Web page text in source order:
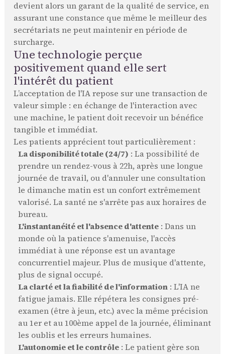
devient alors un garant de la qualité de service, en
assurant une constance que même le meilleur des
secrétariats ne peut maintenir en période de
surcharge.
Une technologie perçue
positivement quand elle sert
l'intérêt du patient
L’acceptation de l'IA repose sur une transaction de
valeur simple : en échange de l'interaction avec
une machine, le patient doit recevoir un bénéfice
tangible et immédiat.
Les patients apprécient tout particulièrement :
La disponibilité totale (24/7) : La possibilité de
prendre un rendez-vous à 22h, après une longue
journée de travail, ou d'annuler une consultation
le dimanche matin est un confort extrêmement
valorisé. La santé ne s'arrête pas aux horaires de
bureau.
L'instantanéité et l'absence d'attente: Dans un
monde où la patience s'amenuise, l'accès
immédiat à une réponse est un avantage
concurrentiel majeur. Plus de musique d'attente,
plus de signal occupé.
La clarté et la fiabilité de l'information: L'IA ne
fatigue jamais. Elle répétera les consignes pré-
examen (être à jeun, etc.) avec la même précision
au 1er et au 100ème appel de la journée, éliminant
les oublis et les erreurs humaines.
L'autonomie et le contrôle: Le patient gère son